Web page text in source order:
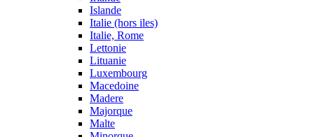
Islande
Italie (hors iles)
Italie, Rome
Lettonie
Lituanie
Luxembourg
Macedoine
Madere
Majorque
Malte